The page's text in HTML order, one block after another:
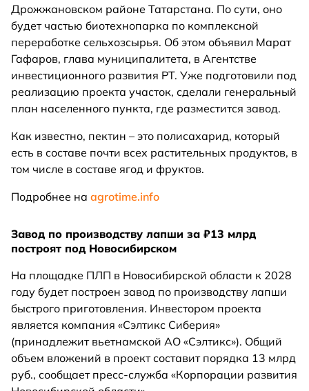
Дрожжановском районе Татарстана. По сути, оно
будет частью биотехнопарка по комплексной
переработке сельхозсырья. Об этом объявил Марат
Гафаров, глава муниципалитета, в Агентстве
инвестиционного развития РТ. Уже подготовили под
реализацию проекта участок, сделали генеральный
план населенного пункта, где разместится завод.
Как известно, пектин – это полисахарид, который
есть в составе почти всех растительных продуктов, в
том числе в составе ягод и фруктов.
Подробнее на agrotime.info
Завод по производству лапши за ₽13 млрд
построят под Новосибирском
На площадке ПЛП в Новосибирской области к 2028
году будет построен завод по производству лапши
быстрого приготовления. Инвестором проекта
является компания «Сэлтикс Сиберия»
(принадлежит вьетнамской АО «Сэлтикс»). Общий
объем вложений в проект составит порядка 13 млрд
руб., сообщает пресс-служба «Корпорации развития